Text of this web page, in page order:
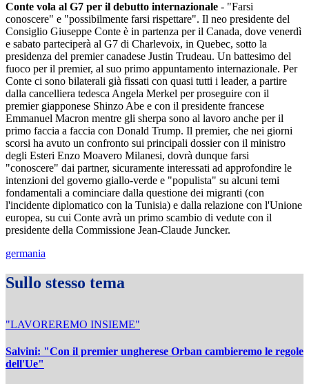
Conte vola al G7 per il debutto internazionale - "Farsi
conoscere" e "possibilmente farsi rispettare". Il neo presidente del
Consiglio Giuseppe Conte è in partenza per il Canada, dove venerdì
e sabato parteciperà al G7 di Charlevoix, in Quebec, sotto la
presidenza del premier canadese Justin Trudeau. Un battesimo del
fuoco per il premier, al suo primo appuntamento internazionale. Per
Conte ci sono bilaterali già fissati con quasi tutti i leader, a partire
dalla cancelliera tedesca Angela Merkel per proseguire con il
premier giapponese Shinzo Abe e con il presidente francese
Emmanuel Macron mentre gli sherpa sono al lavoro anche per il
primo faccia a faccia con Donald Trump. Il premier, che nei giorni
scorsi ha avuto un confronto sui principali dossier con il ministro
degli Esteri Enzo Moavero Milanesi, dovrà dunque farsi
"conoscere" dai partner, sicuramente interessati ad approfondire le
intenzioni del governo giallo-verde e "populista" su alcuni temi
fondamentali a cominciare dalla questione dei migranti (con
l'incidente diplomatico con la Tunisia) e dalla relazione con l'Unione
europea, su cui Conte avrà un primo scambio di vedute con il
presidente della Commissione Jean-Claude Juncker.
germania
Sullo stesso tema
"LAVOREREMO INSIEME"
Salvini: "Con il premier ungherese Orban cambieremo le regole
dell'Ue"